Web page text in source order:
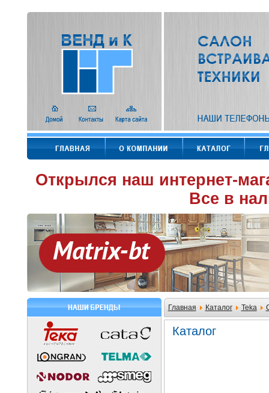
Открылся наш интернет-
Все в
Главная Каталог Teka
Каталог